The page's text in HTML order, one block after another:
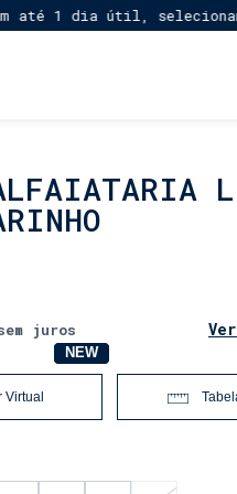
dia útil, selecionando
juros
Virtual
NOVO
NEW